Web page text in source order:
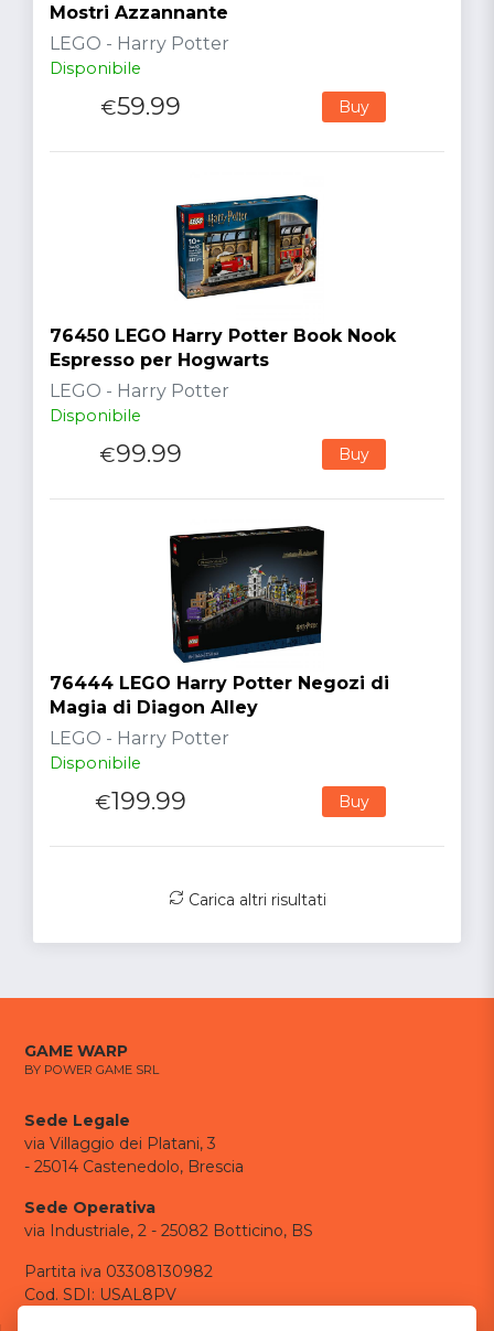
Mostri Azzannante
LEGO - Harry Potter
Disponibile
€59.99 Buy
76450 LEGO Harry Potter Book Nook
Espresso per Hogwarts
LEGO - Harry Potter
Disponibile
€99.99 Buy
76444 LEGO Harry Potter Negozi di
Magia di Diagon Alley
LEGO - Harry Potter
Disponibile
€199.99 Buy
Carica altri risultati
GAME WARP
BY POWER GAME SRL
Sede Legale
via Villaggio dei Platani, 3
- 25014 Castenedolo, Brescia
Sede Operativa
via Industriale, 2 - 25082 Botticino, BS
Partita iva 03308130982
Cod. SDI: USAL8PV